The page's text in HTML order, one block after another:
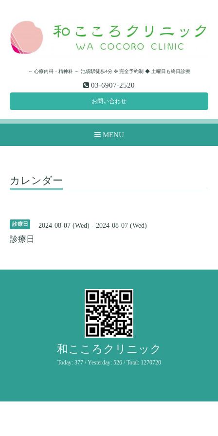
～ 心療内科・精神科 ～ 池袋駅徒歩4分 ✜ 完全予約制 ◆ 土曜日も終日診療
03-6907-2520
お問い合わせ
MENU
カレンダー
診療日 2024-08-07 (Wed) - 2024-08-07 (Wed)
診療日
和こころクリニック
Today: 377/ Yesterday: 526/ Total: 1270720